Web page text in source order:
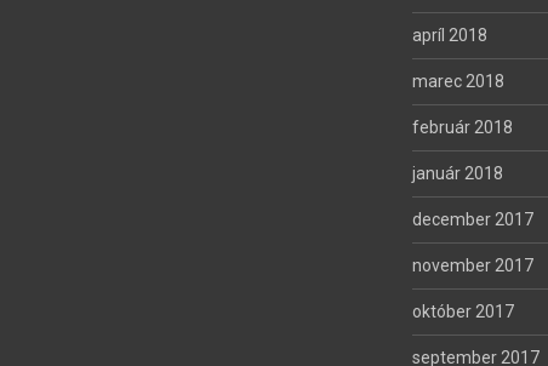
apríl 2018
marec 2018
február 2018
január 2018
december 2017
november 2017
október 2017
september 2017